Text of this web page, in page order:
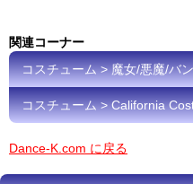
関連コーナー
コスチューム > 魔女/悪魔/バ
コスチューム > California
Dance-K.com に戻る